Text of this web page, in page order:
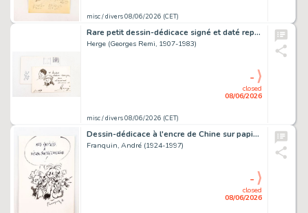
misc / divers 08/06/2026 (CET)
Rare petit dessin-dédicace signé et daté représentant Quick et…
Herge (Georges Remi, 1907-1983)
misc / divers 08/06/2026 (CET)
closed
08/06/2026
-
Dessin-dédicace à l'encre de Chine sur papier libre représentant…
Franquin, André (1924-1997)
closed
08/06/2026
-